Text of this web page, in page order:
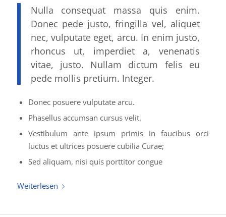
Nulla consequat massa quis enim.
Donec pede justo, fringilla vel, aliquet
nec, vulputate eget, arcu. In enim justo,
rhoncus ut, imperdiet a, venenatis
vitae, justo. Nullam dictum felis eu
pede mollis pretium. Integer.
Donec posuere vulputate arcu.
Phasellus accumsan cursus velit.
Vestibulum ante ipsum primis in faucibus orci
luctus et ultrices posuere cubilia Curae;
Sed aliquam, nisi quis porttitor congue
Weiterlesen